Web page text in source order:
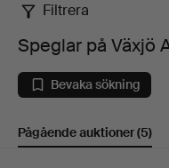
Speglar
på
Växjö
Filtrera
Speglar på Växjö
Bevaka sökning
Pågående auktioner(5)